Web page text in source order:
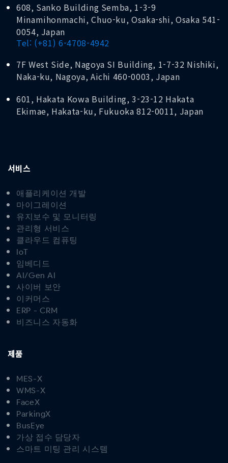
608, Sanko Building Semba, 1-3-9
Minamihonmachi, Chuo-ku, Osaka-shi, Osaka 541-
0054, Japan
Tel: (+81) 6-4708-4942
7F West Side, Nagoya SI Building, 1-7-32 Nishiki,
Naka-ku, Nagoya, Aichi 460-0003, Japan
601, Hakata Kowa Building, 3-23-12 Hakata
Ekimae, Hakata-ku, Fukuoka 812-0011, Japan
서비스
애플리케이션 개발
마이그레이션
유지보수 및 모니터링
관리형 서비스
클라우드 컴퓨팅
IoT
임베디드
AI/Gen AI
사이버 보안
이커머스
ERP - CRM
비즈니스 자동화
제품
MES-X
WMS-X
FaceX
ParkingX
BusEye
가상 접수 담당자
스마트 미팅 관리 시스템